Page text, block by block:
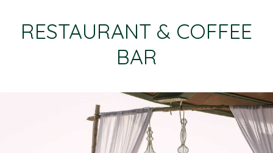
RESTAURANT & COFFEE
BAR